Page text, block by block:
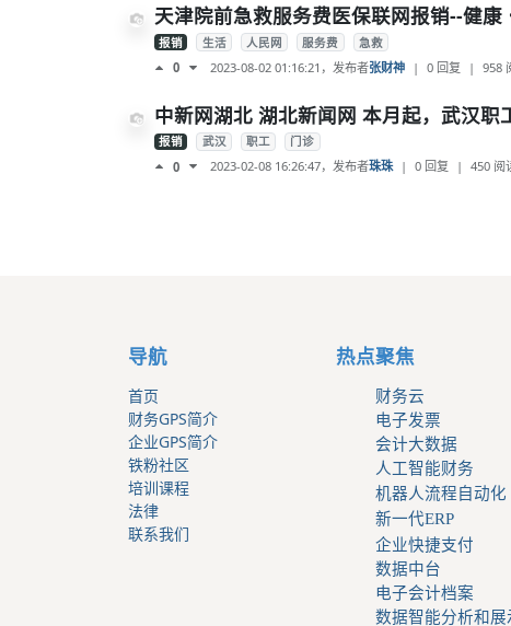
天津院前急救服务费医保联网报销--健康
报销 生活 人民网 服务费 急救
0 2023-08-02 01:16:21 ，发布者张财神 | 0 回复 | 958
中新网湖北 湖北新闻网 本月起，武汉职
报销 武汉 职工 门诊
0 2023-02-08 16:26:47，发布者珠珠 | 0 回复 | 450 阅
导航
首页
财务GPS简介
企业GPS简介
铁粉社区
培训课程
法律
联系我们
热点聚焦
财务云
电子发票
会计大数据
人工智能财务
机器人流程自动化
新一代ERP
企业快捷支付
数据中台
电子会计档案
数据智能分析和展